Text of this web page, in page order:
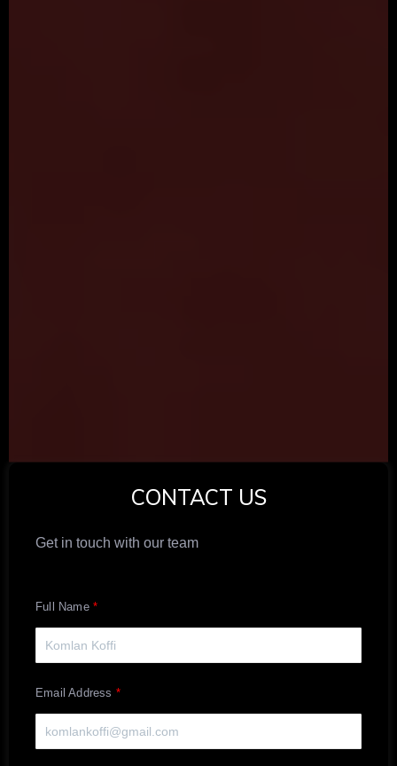
CONTACT US
Get in touch with our team
Full Name
Email Address